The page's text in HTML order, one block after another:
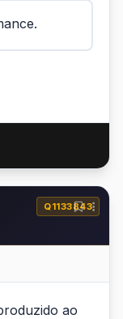
Q1133843
ao